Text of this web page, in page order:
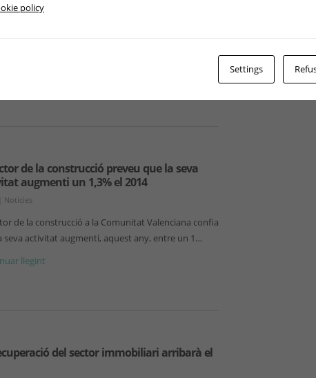
Noticies
de la construcció preveu que la seva
augmenti un 1,3% el 2014
Noticies
de la construcció a la Comunitat Valenciana confia
seva activitat augmenti, aquest any, entre un 1…
llegint
del sector immobiliari arribarà el
policy
Settings